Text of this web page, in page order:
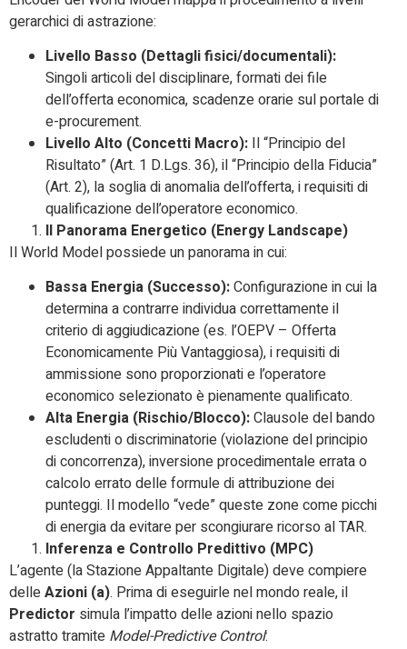
gerarchici di astrazione:
Livello Basso (Dettagli fisici/documentali):
Singoli articoli del disciplinare, formati dei file
dell’offerta economica, scadenze orarie sul portale di
e-procurement.
Livello Alto (Concetti Macro): Il “Principio del
Risultato” (Art. 1 D.Lgs. 36), il “Principio della Fiducia”
(Art. 2), la soglia di anomalia dell’offerta, i requisiti di
qualificazione dell’operatore economico.
Il Panorama Energetico (Energy Landscape)
Il World Model possiede un panorama in cui:
Bassa Energia (Successo):Configurazione in cui la
determina a contrarre individua correttamente il
criterio di aggiudicazione (es. l’OEPV – Offerta
Economicamente Più Vantaggiosa), i requisiti di
ammissione sono proporzionati e l’operatore
economico selezionato è pienamente qualificato.
Alta Energia (Rischio/Blocco):Clausole del bando
escludenti o discriminatorie (violazione del principio
di concorrenza), inversione procedimentale errata o
calcolo errato delle formule di attribuzione dei
punteggi. Il modello “vede” queste zone come picchi
di energia da evitare per scongiurare ricorso al TAR.
Inferenza e Controllo Predittivo (MPC)
L’agente (la Stazione Appaltante Digitale) deve compiere
delleAzioni (a). Prima di eseguirle nel mondo reale, il
Predictor simula l’impatto delle azioni nello spazio
astratto tramite Model-Predictive Control: